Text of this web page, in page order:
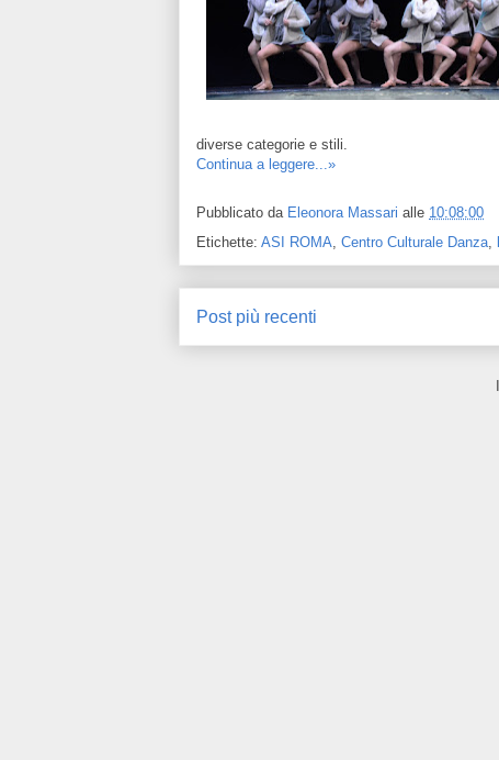
diverse categorie e stili.
Continua a leggere...»
Pubblicato da Eleonora Massari alle 10:08:00
Etichette: ASI ROMA Centro Culturale Danza
Post più recenti